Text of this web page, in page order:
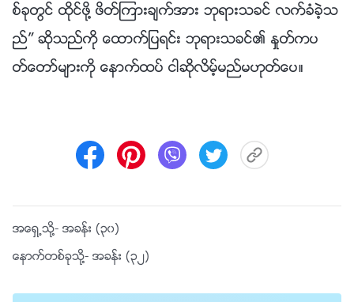
စ္ခုတြင္ ထိုင္ဖို႔ ဖိတ္ၾကားခ်က္အား ဘုရားသခင္ လက္ခံခဲ့သ
ည္” ဆိုသည္ကို ေထာက္ျပရင္း ဘုရားသခင္၏ ႏႈတ္ကပ
တ္ေတာ္မ်ားကို ေနာက္ထပ္ ငါဆိုလိမ့္မည္မဟုတ္ေပ။
အေရွ႕သို႔- အခန္း (၃၀)
ေနာက္တစ္ခုသို႔- အခန္း (၃၂)